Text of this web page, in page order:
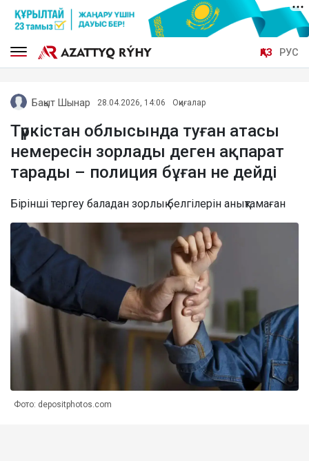
ҚАЗ РУС
Бақыт Шынар 28.04.2026, 14:06 Оқиғалар
Түркістан облысында туған атасы
немересін зорлады деген ақпарат
тарады – полиция бұған не дейді
Бірінші тергеу баладан зорлық белгілерін анықтамаған
Фото: depositphotos.com